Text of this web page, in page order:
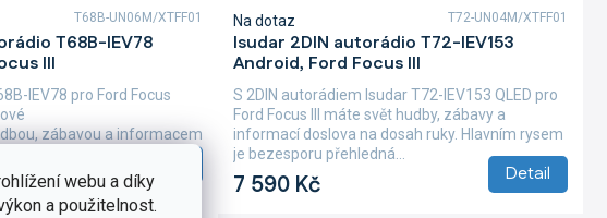
webu a díky
a použitelnost.
T68B-IEV78
III
IEV78 pro Ford Focus
zábavou a informacemi. Hlavním...
T68B-UN06M/XTFF01
Isudar 2DIN autorádio T72-IEV153
Android, Ford Focus III
Na dotaz
7 590 Kč Detail
S 2DIN autorádiem Isudar T72-IEV153 QLED pro
Ford Focus III máte svět hudby, zábavy a
informací doslova na dosah ruky. Hlavním rysem
je bezesporu přehledná...
T72-UN04M/XTFF01